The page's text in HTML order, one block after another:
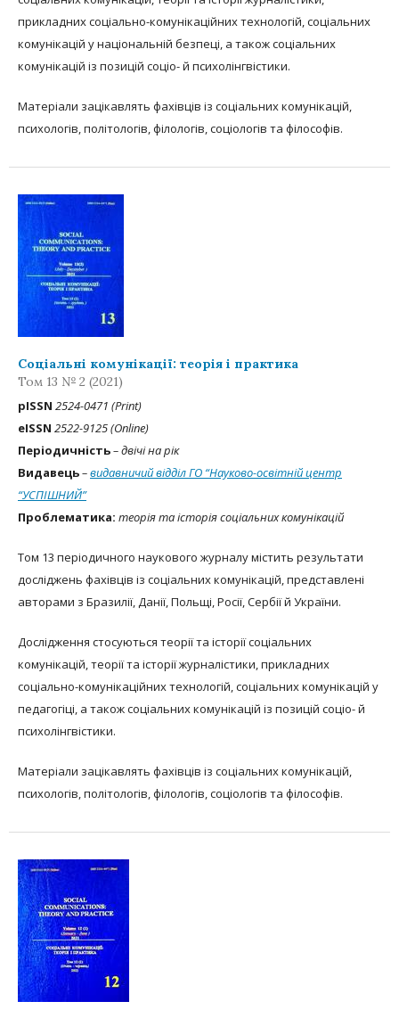
прикладних соціально-комунікаційних технологій, соціальних
комунікацій у національній безпеці, а також соціальних
комунікацій із позицій соціо- й психолінгвістики.
Матеріали зацікавлять фахівців із соціальних комунікацій,
психологів, політологів, філологів, соціологів та філософів.
Соціальні комунікації: теорія і практика
Том 13 № 2 (2021)
рISSN 2524-0471 (Print)
eISSN 2522-9125 (Online)
Періодичність– двічі на рік
Видавець–видавничий відділ ГО “Науково-освітній центр
“УСПІШНИЙ”
Проблематика: теорія та історія соціальних комунікацій
Том 13 періодичного наукового журналу містить результати
досліджень фахівців із соціальних комунікацій, представлені
авторами з Бразилії, Данії, Польщі, Росії, Сербії й України.
Дослідження стосуються теорії та історії соціальних
комунікацій, теорії та історії журналістики, прикладних
соціально-комунікаційних технологій, соціальних комунікацій у
педагогіці, а також соціальних комунікацій із позицій соціо- й
психолінгвістики.
Матеріали зацікавлять фахівців із соціальних комунікацій,
психологів, політологів, філологів, соціологів та філософів.